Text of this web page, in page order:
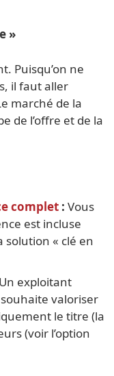
»
Puisqu’on ne
il faut aller
marché de la
de l’offre et de la
complet : Vous
est incluse
solution « clé en
Un exploitant
valoriser
le titre (la
(voir l’option